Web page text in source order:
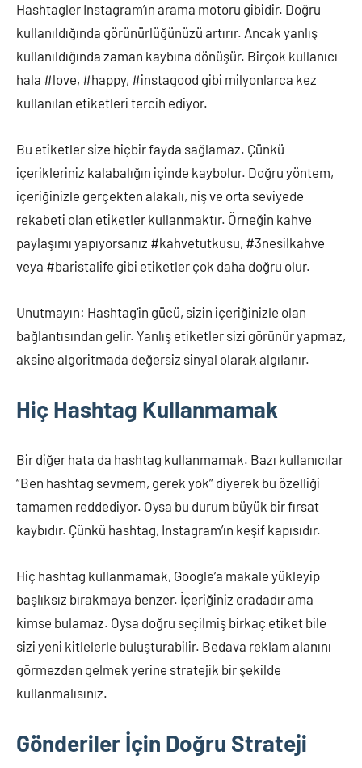
Hashtagler Instagram’ın arama motoru gibidir. Doğru
kullanıldığında görünürlüğünüzü artırır. Ancak yanlış
kullanıldığında zaman kaybına dönüşür. Birçok kullanıcı
hala #love, #happy, #instagood gibi milyonlarca kez
kullanılan etiketleri tercih ediyor.
Bu etiketler size hiçbir fayda sağlamaz. Çünkü
içerikleriniz kalabalığın içinde kaybolur. Doğru yöntem,
içeriğinizle gerçekten alakalı, niş ve orta seviyede
rekabeti olan etiketler kullanmaktır. Örneğin kahve
paylaşımı yapıyorsanız #kahvetutkusu, #3nesilkahve
veya #baristalife gibi etiketler çok daha doğru olur.
Unutmayın: Hashtag’in gücü, sizin içeriğinizle olan
bağlantısından gelir. Yanlış etiketler sizi görünür yapmaz,
aksine algoritmada değersiz sinyal olarak algılanır.
Hiç Hashtag Kullanmamak
Bir diğer hata da hashtag kullanmamak. Bazı kullanıcılar
“Ben hashtag sevmem, gerek yok” diyerek bu özelliği
tamamen reddediyor. Oysa bu durum büyük bir fırsat
kaybıdır. Çünkü hashtag, Instagram’ın keşif kapısıdır.
Hiç hashtag kullanmamak, Google’a makale yükleyip
başlıksız bırakmaya benzer. İçeriğiniz oradadır ama
kimse bulamaz. Oysa doğru seçilmiş birkaç etiket bile
sizi yeni kitlelerle buluşturabilir. Bedava reklam alanını
görmezden gelmek yerine stratejik bir şekilde
kullanmalısınız.
Gönderiler İçin Doğru Strateji